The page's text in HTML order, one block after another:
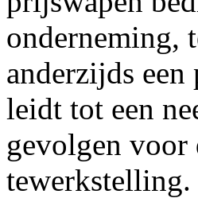
onderneming,
anderzijds
leidt tot een
gevolgen voor
tewerkstelling.